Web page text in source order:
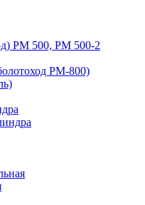
РМ 500, РМ 500-2
РМ-800)